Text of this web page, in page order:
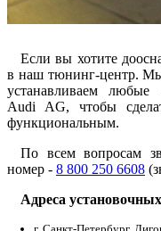
Если вы хотите
в наш тюнинг-центр.
устанавливаем любые
Audi AG, чтобы
функциональным.
По всем вопросам
номер - 8 800 250 6608
Адреса